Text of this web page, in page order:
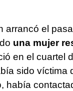
arrancó el
una mujer
en el cuartel
sido víctima
había